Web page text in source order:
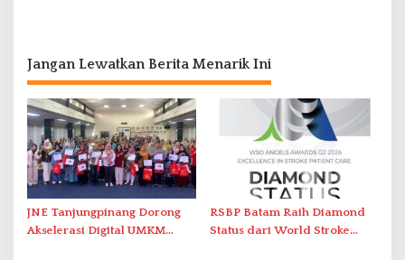
Jangan Lewatkan Berita Menarik Ini
JNE Tanjungpinang Dorong
Akselerasi Digital UMKM
RSBP Batam Raih Diamond
Status dari World Stroke